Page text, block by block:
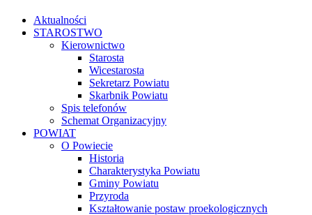
Aktualności
STAROSTWO
Kierownictwo
Starosta
Wicestarosta
Sekretarz Powiatu
Skarbnik Powiatu
Spis telefonów
Schemat Organizacyjny
POWIAT
O Powiecie
Historia
Charakterystyka Powiatu
Gminy Powiatu
Przyroda
Kształtowanie postaw proekologicznych